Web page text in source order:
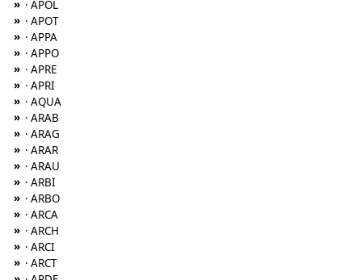
» · APOL
» · APOT
» · APPA
» · APPO
» · APRE
» · APRI
» · AQUA
» · ARAB
» · ARAG
» · ARAR
» · ARAU
» · ARBI
» · ARBO
» · ARCA
» · ARCH
» · ARCI
» · ARCT